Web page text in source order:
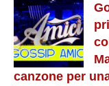
canzone per